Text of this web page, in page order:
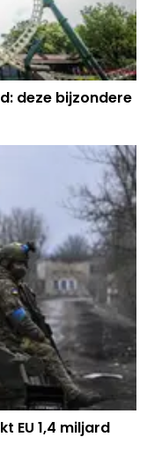
deze bijzondere
EU 1,4 miljard